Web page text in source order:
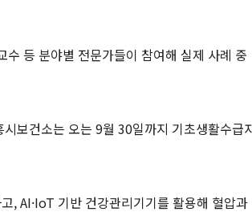
등 분야별 전문가들이 참여해 실제 사례 중
보건소는 오는 9월 30일까지 기초생활수급
, AI·IoT 기반 건강관리기기를 활용해 혈압과